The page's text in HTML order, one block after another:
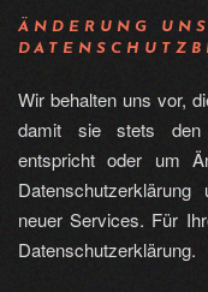
ÄNDERUNG
Wir behalten uns vor,
damit sie stets den
entspricht oder um
neuer Services. Für
Datenschutzerklärung.